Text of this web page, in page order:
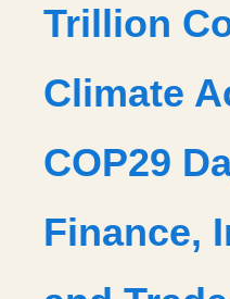
Trillion
Climate
COP29
Finance,